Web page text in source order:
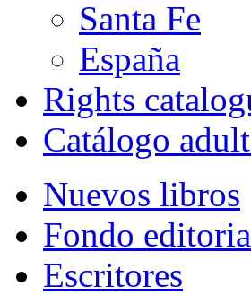
Santa Fe
España
Rights
Catálogo
Nuevos libros
Fondo
Escritores